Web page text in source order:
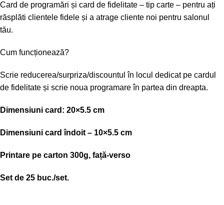
Card de programări și card de fidelitate – tip carte – pentru ați
răsplăti clientele fidele și a atrage cliente noi pentru salonul
tău.
Cum funcționează?
Scrie reducerea/surpriza/discountul în locul dedicat pe cardul
de fidelitate și scrie noua programare în partea din dreapta.
Dimensiuni card: 20×5.5 cm
Dimensiuni card îndoit – 10×5.5 cm
Printare pe carton 300g, față-verso
Set de 25 buc./set.